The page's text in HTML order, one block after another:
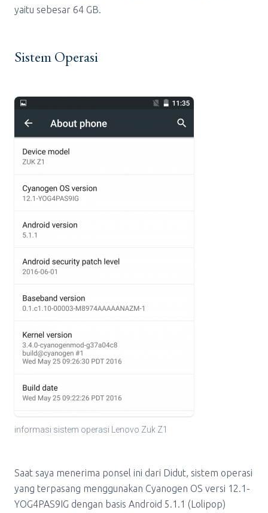
yaitu sebesar 64 GB.
Sistem Operasi
informasi sistem operasi Lenovo Zuk Z1
Saat saya menerima ponsel ini dari Didut, sistem operasi
yang terpasang menggunakan Cyanogen OS versi 12.1-
YOG4PAS9IG dengan basis Android 5.1.1 (Lolipop)